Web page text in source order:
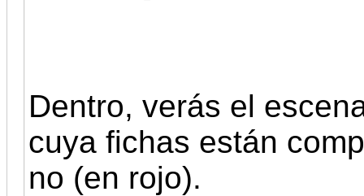
Dentro, verás el
cuya fichas están
no (en rojo).